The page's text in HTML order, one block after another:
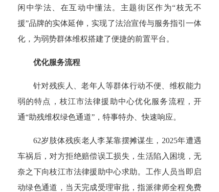
闲中学法、在互动中懂法。主题街区作为“枝无不
援”品牌的实体延伸，实现了法治宣传与服务指引一体
化，为弱势群体维权搭建了便捷的前置平台。
优化服务流程
针对残疾人、老年人等群体行动不便、维权能力
弱的特点，枝江市法律援助中心优化服务流程，开
通“助残维权绿色通道”，特事特办、快速响应。
62岁肢体残疾老人李某靠摆摊谋生，2025年遭遇
车祸后，对方拒绝赔偿误工损失，生活陷入困境，无
奈之下向枝江市法律援助中心求助。工作人员当即启
动绿色通道，当天完成受理审批，指派律师全程免费